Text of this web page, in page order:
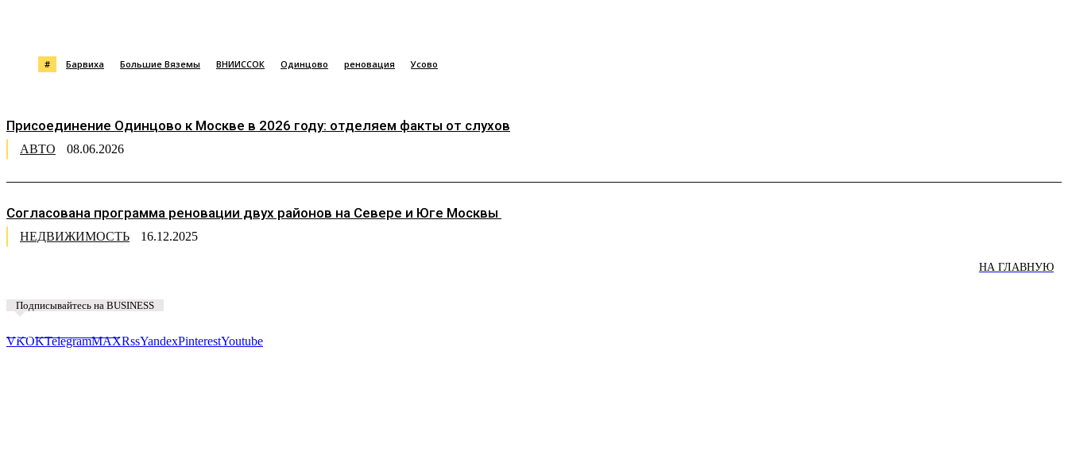
# Барвиха Большие Вяземы ВНИИССОК Одинцово реновация Усово
Присоединение Одинцово к Москве в 2026 году: отделяем факты от слухов
АВТО 08.06.2026
Согласована программа реновации двух районов на Севере и Юге Москвы
НЕДВИЖИМОСТЬ 16.12.2025
НА ГЛАВНУЮ
Подписывайтесь на BUSINESS
VKOKTelegramMAXRssYandexPinterestYoutube